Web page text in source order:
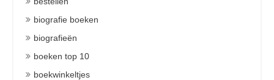
biografie boeken
biografieën
boeken top 10
boekwinkeltjes